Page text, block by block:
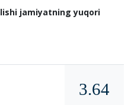
jamiyatning yuqori
3.64